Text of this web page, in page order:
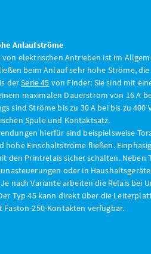
Anlaufströme
von elektrischen Antrieben ist im
beim Anlauf sehr hohe Ströme,
derSerie 45 von Finder: Sie sind mit
maximalen Dauerstrom von 16 A
sind Ströme bis zu 30 A bei bis zu
Spule und Kontaktsatz.
hierfür sind beispielsweise
hohe Einschaltströme fließen.
den Printrelais sicher schalten.
oder in
nach Variante arbeiten die Relais bei
Typ 45 kann direkt über die
Faston-250-Kontakten verfügbar.